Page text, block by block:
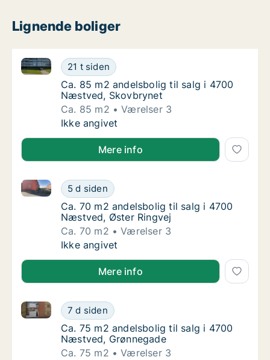
Lignende boliger
Ca. 85 m2 andelsbolig til salg i 4700
21 t siden
Ca. 85 m2 andelsbolig til salg i 4700 Næstved,
Ca. 85 m2 andelsbolig til salg i 4700
Ca. 85 m2 andelsbolig til salg i 4700
Næstved, Skovbrynet
Ca. 85 m2
Værelser 3
Ca. 85 m2 andelsbolig til salg i 4700
Ikke angivet
Mere info
Ca. 70 m2 andelsbolig til salg i 4700
5 d siden
Ca. 70 m2 andelsbolig til salg i 4700 Næstved,
Ca. 70 m2 andelsbolig til salg i 4700
Ca. 70 m2 andelsbolig til salg i 4700
Næstved, Øster Ringvej
Ca. 70 m2
Værelser 3
Ca. 70 m2 andelsbolig til salg i 4700
Ikke angivet
Mere info
Ca. 75 m2 andelsbolig til salg i 4700
7 d siden
Ca. 75 m2 andelsbolig til salg i 4700 Næstved,
Ca. 75 m2 andelsbolig til salg i 4700
Ca. 75 m2 andelsbolig til salg i 4700
Næstved, Grønnegade
Ca. 75 m2
Værelser 3